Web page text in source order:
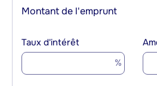
Montant de l'emprunt
Taux d'intérêt
%